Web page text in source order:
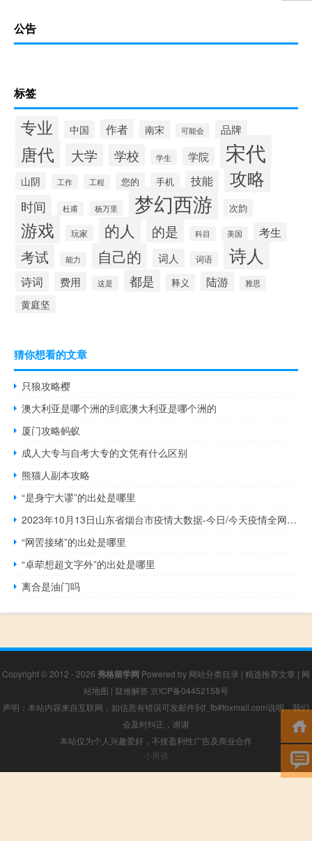
公告
标签
专业 中国 作者 南宋 可能会 品牌
唐代 大学 学校 学生 学院 宋代
山阴 工作 工程 您的 手机 技能 攻略
时间 杜甫 杨万里 梦幻西游 次韵
游戏 玩家 的人 的是 科目 美国 考生
考试 能力 自己的 词人 词语 诗人
诗词 费用 这是 都是 释义 陆游 雅思
黄庭坚
猜你想看的文章
只狼攻略樱
澳大利亚是哪个洲的到底澳大利亚是哪个洲的
厦门攻略蚂蚁
成人大专与自考大专的文凭有什么区别
熊猫人副本攻略
“是身宁大谬”的出处是哪里
2023年10月13日山东省烟台市疫情大数据-今日/今天疫情全网搜索最新实时消息动态情况通知播报
“网罟接绪”的出处是哪里
“卓荦想超文字外”的出处是哪里
离合是油门吗
Copyright © 2012 - 2026 弗格留学网 Powered by 网站分类目录 | 精选推荐文章 | 网
站地图 | 疑难解答 京ICP备04452158号
声明：本站内容来自互联网，如信息有错误可发邮件到f_fb#foxmail.com说明，我们
会及时纠正，谢谢
本站仅为个人兴趣爱好，不接盈利性广告及商业合作
小男孩